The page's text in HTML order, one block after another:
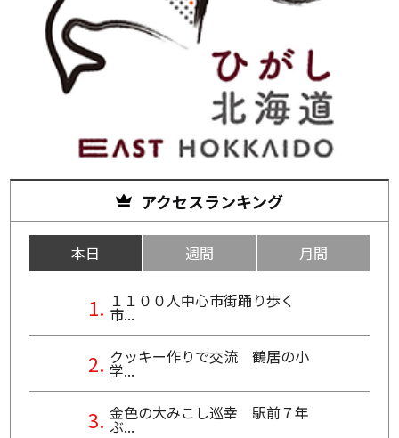
アクセスランキング
本日 週間 月間
１１００人中心市街踊り歩く
市...
クッキー作りで交流 鶴居の小
学...
金色の大みこし巡幸 駅前７年
ぶ...